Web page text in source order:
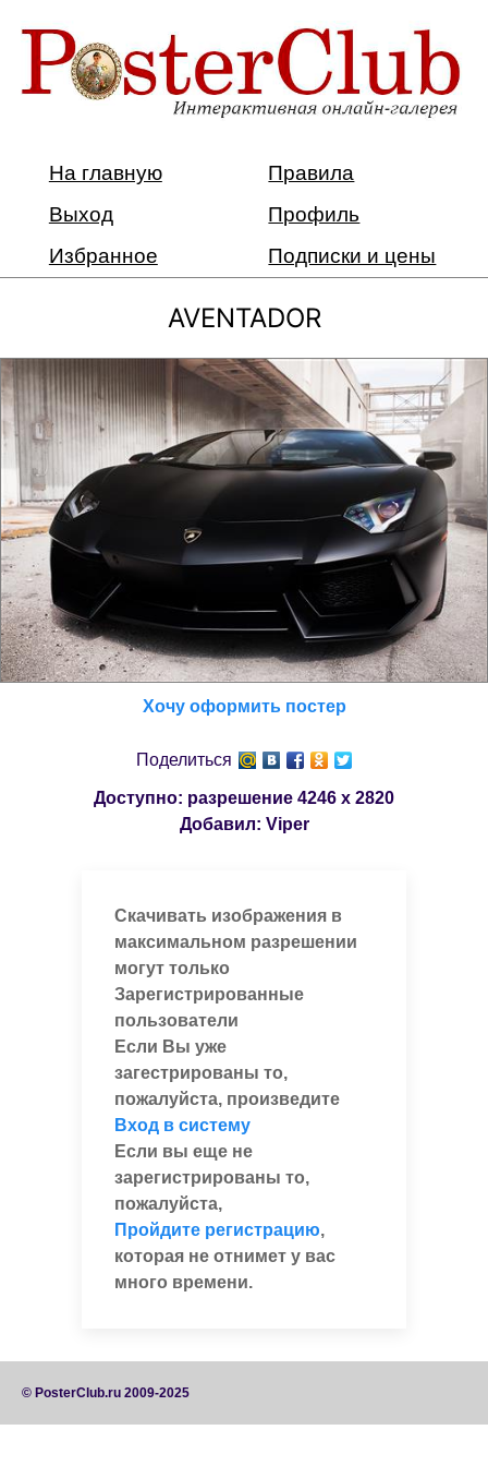
На главную
Правила
Выход
Профиль
Избранное
Подписки и цены
AVENTADOR
Хочу оформить постер
Поделиться
Доступно: разрешение 4246 x 2820
Добавил: Viper
Скачивать изображения в
максимальном разрешении
могут только
Зарегистрированные
пользователи
Если Вы уже
загестрированы то,
пожалуйста, произведите
Вход в систему
Если вы еще не
зарегистрированы то,
пожалуйста,
Пройдите регистрацию,
которая не отнимет у вас
много времени.
© PosterClub.ru 2009-2025